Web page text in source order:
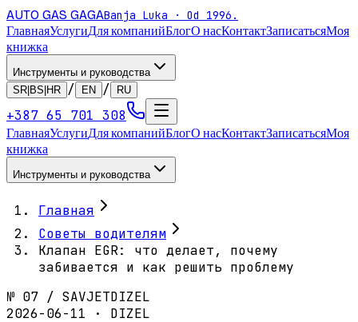
AUTO GAS GAGABanja Luka · Od 1996.
ГлавнаяУслугиДля компанийБлогО насКонтактЗаписатьсяМоя
книжка
Инструменты и руководства
SR|BS|HR
/ EN / RU
+387 65 701 308
ГлавнаяУслугиДля компанийБлогО насКонтактЗаписатьсяМоя
книжка
Инструменты и руководства
Главная
Советы водителям
Клапан EGR: что делает, почему
забивается и как решить проблему
№ 07 / SAVJETDIZEL
2026-06-11 · DIZEL